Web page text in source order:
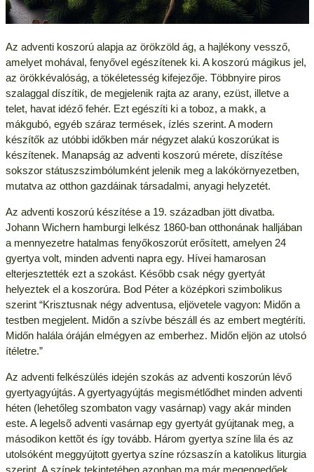
Az adventi koszorú alapja az örökzöld ág, a hajlékony vessző,
amelyet mohával, fenyővel egészítenek ki. A koszorú mágikus jel,
az örökkévalóság, a tökéletesség kifejezője. Többnyire piros
szalaggal díszítik, de megjelenik rajta az arany, ezüst, illetve a
telet, havat idéző fehér. Ezt egészíti ki a toboz, a makk, a
mákgubó, egyéb száraz termések, ízlés szerint. A modern
készítők az utóbbi időkben már négyzet alakú koszorúkat is
készítenek. Manapság az adventi koszorú mérete, díszítése
sokszor státuszszimbólumként jelenik meg a lakókörnyezetben,
mutatva az otthon gazdáinak társadalmi, anyagi helyzetét.
Az adventi koszorú készítése a 19. században jött divatba.
Johann Wichern hamburgi lelkész 1860-ban otthonának halljában
a mennyezetre hatalmas fenyőkoszorút erősített, amelyen 24
gyertya volt, minden adventi napra egy. Hívei hamarosan
elterjesztették ezt a szokást. Később csak négy gyertyát
helyeztek el a koszorúra. Bod Péter a középkori szimbolikus
szerint “Krisztusnak négy adventusa, eljövetele vagyon: Midőn a
testben megjelent. Midőn a szívbe bészáll és az embert megtéríti.
Midőn halála óráján elmégyen az emberhez. Midőn eljön az utolsó
ítéletre.”
Az adventi felkészülés idején szokás az adventi koszorún lévő
gyertyagyújtás. A gyertyagyújtás megismétlődhet minden adventi
héten (lehetőleg szombaton vagy vasárnap) vagy akár minden
este. A legelsõ adventi vasárnap egy gyertyát gyújtanak meg, a
másodikon kettõt és így tovább. Három gyertya színe lila és az
utolsóként meggyújtott gyertya színe rózsaszín a katolikus liturgia
szerint. A színek tekintetében azonban ma már megengedőek